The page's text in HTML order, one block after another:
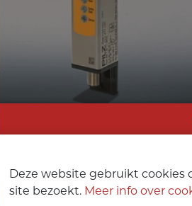
Deze website gebruikt cookies
site bezoekt. Meer info over